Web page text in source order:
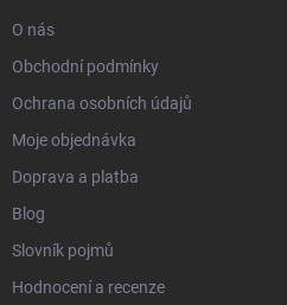
O nás
Obchodní podmínky
Ochrana osobních údajů
Moje objednávka
Doprava a platba
Blog
Slovník pojmů
Hodnocení a recenze